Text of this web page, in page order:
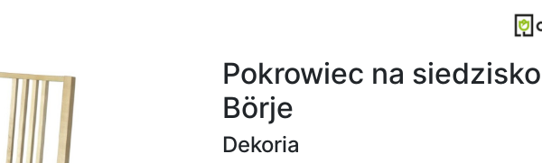
Pokrowiec na siedzisko
Börje
Dekoria